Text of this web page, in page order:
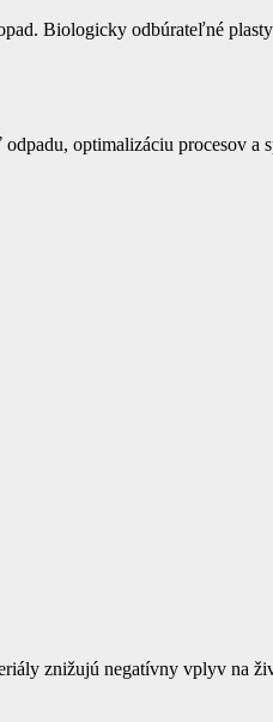
Biologicky odbúrateľné
optimalizáciu procesov a
znižujú negatívny vplyv na